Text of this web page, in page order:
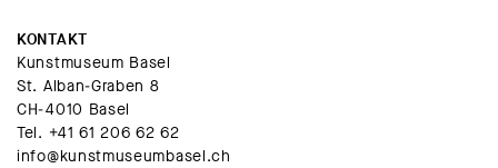
KONTAKT
Kunstmuseum Basel
St. Alban-Graben 8
CH-4010 Basel
Tel. +41 61 206 62 62
info@kunstmuseumbasel.ch